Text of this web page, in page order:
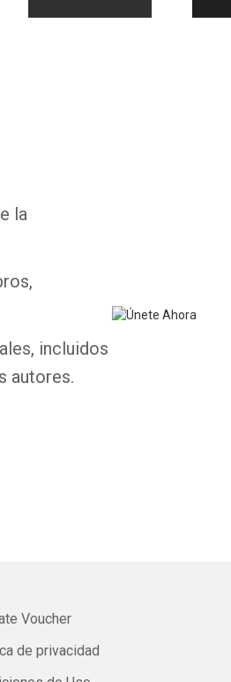
la
incluidos
autores.
Voucher
de privacidad